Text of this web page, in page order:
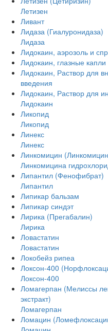
Летизен
Ливант
Лидаза (Гиалуронидаза)
Лидаза
Лидокаин, аэрозоль и
Лидокаин, глазные капли
Лидокаин, Раствор для
введения
Лидокаин, Раствор для
Лидокаин
Ликопид
Ликопид
Линекс
Линекс
Линкомицин
Линкомицина
Липантил (Фенофибрат)
Липантил
Липикар бальзам
Липикар синдэт
Лирика (Прегабалин)
Лирика
Ловастатин
Ловастатин
Локобейз рипеа
Локсон-400
Локсон-400
Ломагерпан (Мелиссы
экстракт)
Ломагерпан
Ломацин